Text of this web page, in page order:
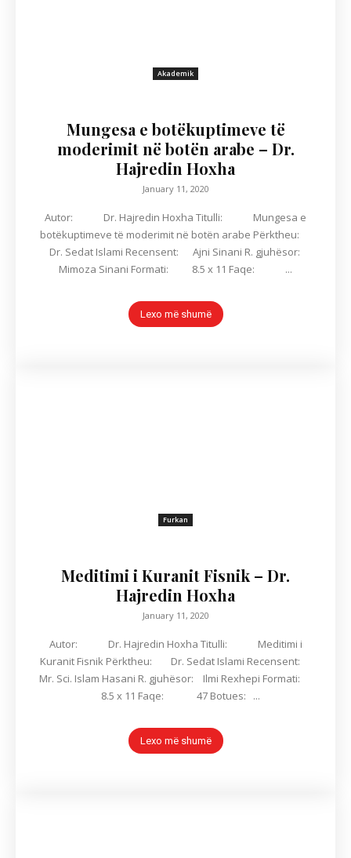
Akademik
Mungesa e botëkuptimeve të
moderimit në botën arabe – Dr.
Hajredin Hoxha
January 11, 2020
Autor: Dr. Hajredin Hoxha Titulli: Mungesa e
botëkuptimeve të moderimit në botën arabe Përktheu:
Dr. Sedat Islami Recensent: Ajni Sinani R. gjuhësor:
Mimoza Sinani Formati: 8.5 x 11 Faqe: ...
Lexo më shumë
Furkan
Meditimi i Kuranit Fisnik – Dr.
Hajredin Hoxha
January 11, 2020
Autor: Dr. Hajredin Hoxha Titulli: Meditimi i
Kuranit Fisnik Përktheu: Dr. Sedat Islami Recensent:
Mr. Sci. Islam Hasani R. gjuhësor: Ilmi Rexhepi Formati:
8.5 x 11 Faqe: 47 Botues: ...
Lexo më shumë